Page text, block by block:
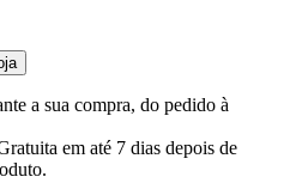
a sua compra, do pedido à
em até 7 dias depois de